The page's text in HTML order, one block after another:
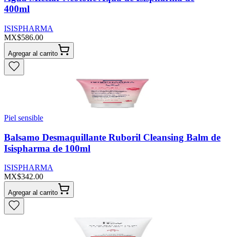
400ml
ISISPHARMA
MX$586.00
Agregar al carrito
Piel sensible
Balsamo Desmaquillante Ruboril Cleansing Balm de
Isispharma de 100ml
ISISPHARMA
MX$342.00
Agregar al carrito